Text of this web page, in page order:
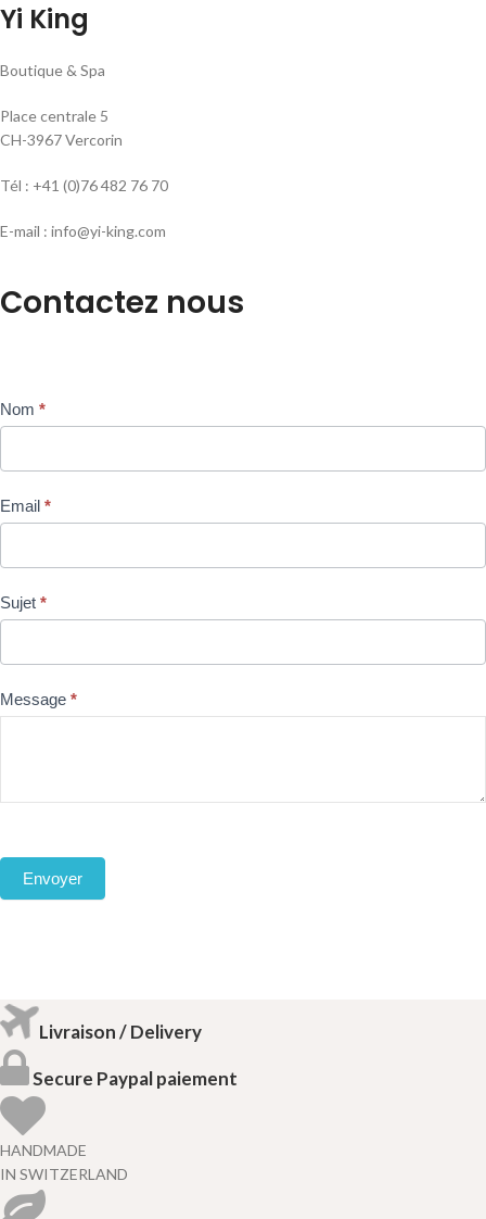
Yi King
Boutique & Spa
Place centrale 5
CH-3967 Vercorin
Tél : +41 (0)76 482 76 70
E-mail : info@yi-king.com
Contactez nous
Contact
Nom *
Email *
Sujet *
Message *
Envoyer
Livraison / Delivery
Secure Paypal paiement
HANDMADE
IN SWITZERLAND